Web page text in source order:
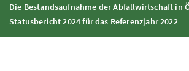
Die Bestandsaufnahme der Abfallwirtschaft in
Statusbericht 2024 für das Referenzjahr 2022